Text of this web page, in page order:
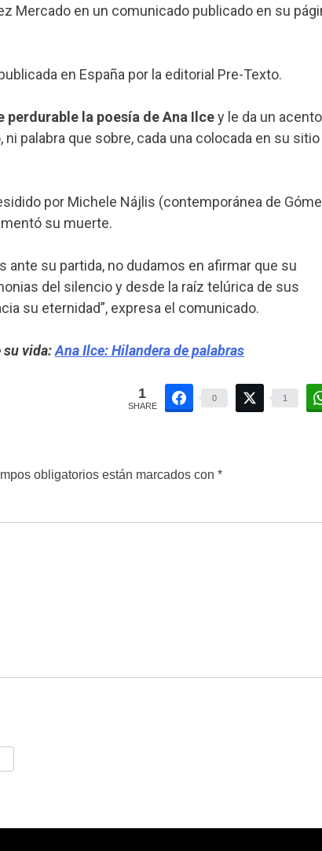
Mercado en un comunicado publicado en su
en España por la editorial Pre-Texto.
la poesía de Ana Ilcey le da un acento
palabra que sobre, cada una colocada en su sitio
por Michele Nájlis (contemporánea de
su muerte.
su partida, no dudamos en afirmar que su
del silencio y desde la raíz telúrica de sus
su eternidad”, expresa el comunicado.
su vida:Ana Ilce: Hilandera de palabras
1
SHARE
0 1
obligatorios están marcados con *